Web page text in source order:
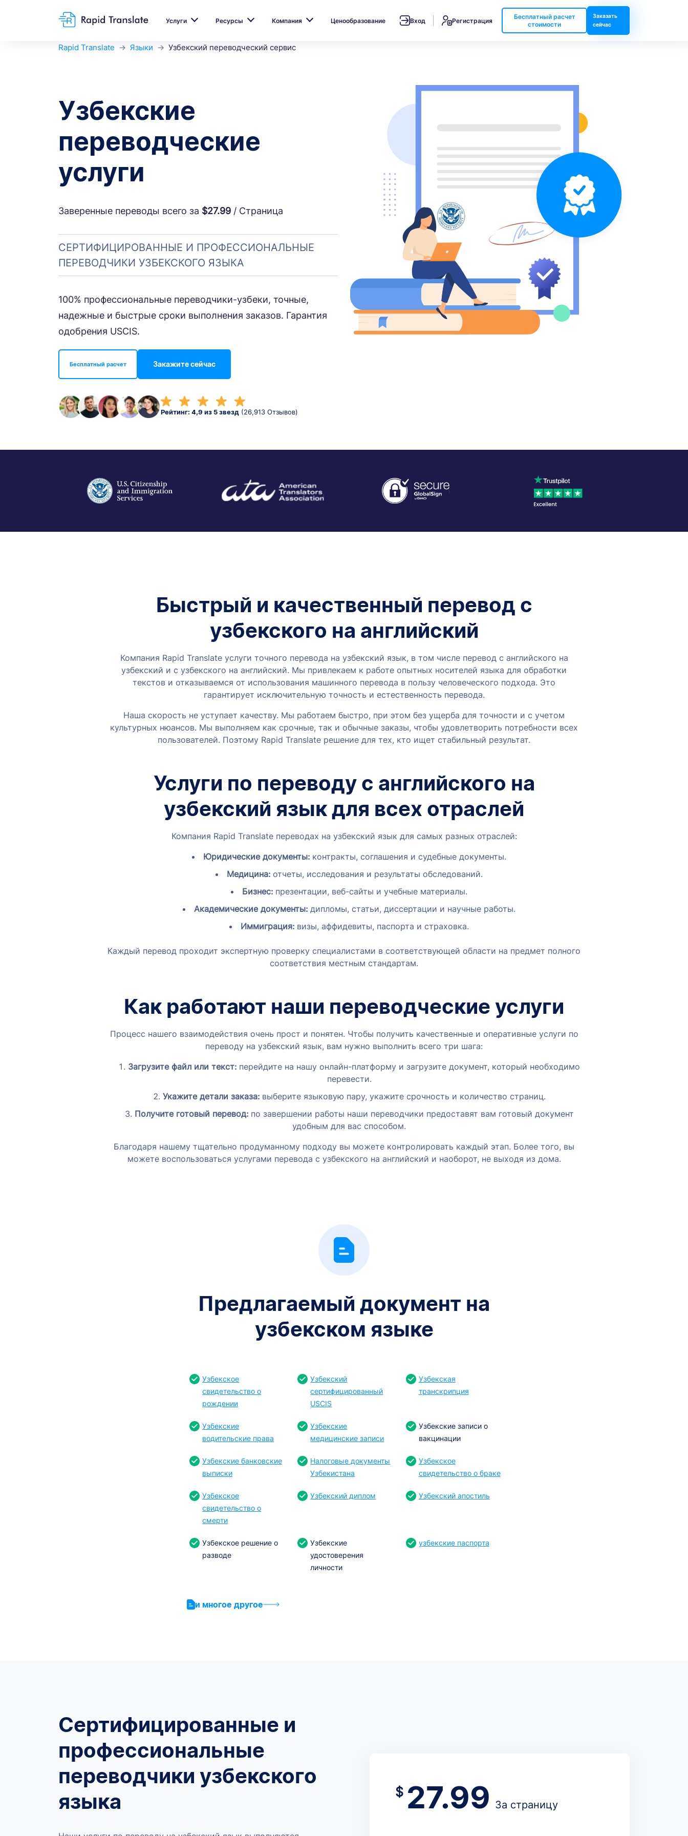
Услуги Ресурсы Компания Ценообразование Вход Регистрация
Бесплатный расчет
стоимости
Заказать
сейчас
Rapid Translate Языки Узбекский переводческий сервис
Узбекские
переводческие
услуги
Заверенные переводы всего за $27.99 / Страница
СЕРТИФИЦИРОВАННЫЕ И ПРОФЕССИОНАЛЬНЫЕ
ПЕРЕВОДЧИКИ УЗБЕКСКОГО ЯЗЫКА
100% профессиональные переводчики-узбеки, точные,
надежные и быстрые сроки выполнения заказов. Гарантия
одобрения USCIS.
Закажите сейчас
Бесплатный расчет
Рейтинг: 4,9 из 5 звезд (26,913 Отзывов)
Быстрый и качественный перевод с
узбекского на английский
Компания Rapid Translate услуги точного перевода на узбекский язык, в том числе перевод с английского на
узбекский и с узбекского на английский. Мы привлекаем к работе опытных носителей языка для обработки
текстов и отказываемся от использования машинного перевода в пользу человеческого подхода. Это
гарантирует исключительную точность и естественность перевода.
Наша скорость не уступает качеству. Мы работаем быстро, при этом без ущерба для точности и с учетом
культурных нюансов. Мы выполняем как срочные, так и обычные заказы, чтобы удовлетворить потребности всех
пользователей. Поэтому Rapid Translate решение для тех, кто ищет стабильный результат.
Услуги по переводу с английского на
узбекский язык для всех отраслей
Компания Rapid Translate переводах на узбекский язык для самых разных отраслей:
Юридические документы: контракты, соглашения и судебные документы.
Медицина: отчеты, исследования и результаты обследований.
Бизнес: презентации, веб-сайты и учебные материалы.
Академические документы: дипломы, статьи, диссертации и научные работы.
Иммиграция: визы, аффидевиты, паспорта и страховка.
Каждый перевод проходит экспертную проверку специалистами в соответствующей области на предмет полного
соответствия местным стандартам.
Как работают наши переводческие услуги
Процесс нашего взаимодействия очень прост и понятен. Чтобы получить качественные и оперативные услуги по
переводу на узбекский язык, вам нужно выполнить всего три шага:
Загрузите файл или текст: перейдите на нашу онлайн-платформу и загрузите документ, который необходимо
перевести.
Укажите детали заказа:выберите языковую пару, укажите срочность и количество страниц.
Получите готовый перевод:по завершении работы наши переводчики предоставят вам готовый документ
удобным для вас способом.
Благодаря нашему тщательно продуманному подходу вы можете контролировать каждый этап. Более того, вы
можете воспользоваться услугами перевода с узбекского на английский и наоборот, не выходя из дома.
Предлагаемый документ на
узбекском языке
Узбекское
свидетельство о
рождении
Узбекский
сертифицированный
USCIS
Узбекская
транскрипция
Узбекские
водительские права
Узбекские
медицинские записи
Узбекские записи о
вакцинации
Узбекские банковские
выписки
Налоговые документы
Узбекистана
Узбекское
свидетельство о браке
Узбекское
свидетельство о
смерти
Узбекский диплом Узбекский апостиль
Узбекское решение о
разводе
Узбекские
удостоверения
личности
узбекские паспорта
и многое другое
Сертифицированные и
профессиональные
переводчики узбекского
языка
$ 27.99 За страницу